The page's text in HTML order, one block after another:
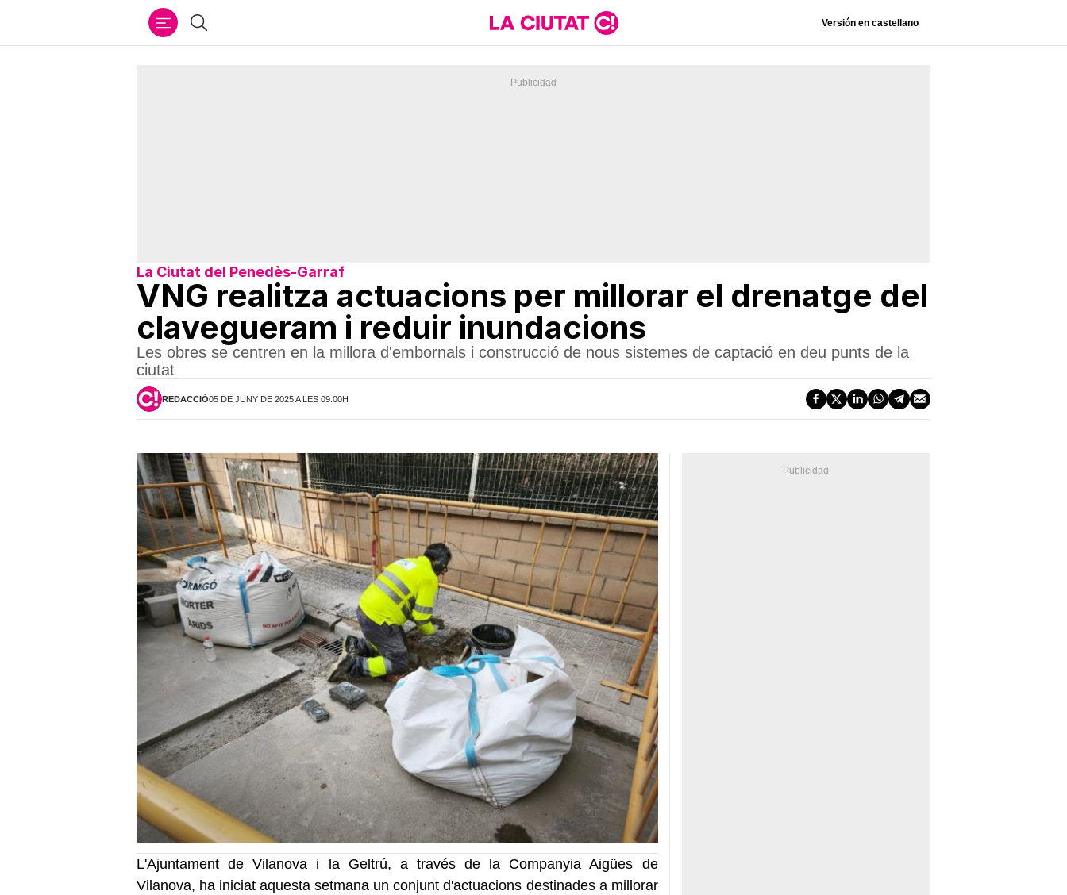
Cercar Versión en castellano
La Ciutat del Penedès-Garraf
VNG realitza actuacions per millorar el drenatge del
clavegueram i reduir inundacions
Les obres se centren en la millora d'embornals i construcció de nous sistemes de captació en deu punts de la
ciutat
REDACCIÓ05 DE JUNY DE 2025 A LES 09:00H
L'Ajuntament de Vilanova i la Geltrú, a través de la Companyia Aigües de
Vilanova, ha iniciat aquesta setmana un conjunt d'actuacions destinades a millorar